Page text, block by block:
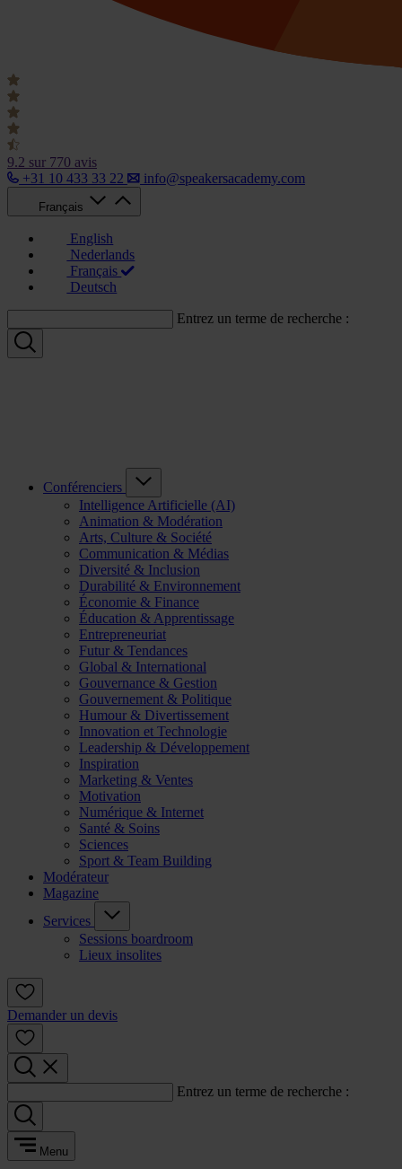
9.2 sur 770 avis
+31 10 433 33 22
info@speakersacademy.com
Français
English
Nederlands
Français
Deutsch
Entrez un terme de recherche :
Conférenciers
Intelligence Artificielle (AI)
Animation & Modération
Arts, Culture & Société
Communication & Médias
Diversité & Inclusion
Durabilité & Environnement
Économie & Finance
Éducation & Apprentissage
Entrepreneuriat
Futur & Tendances
Global & International
Gouvernance & Gestion
Gouvernement & Politique
Humour & Divertissement
Innovation et Technologie
Leadership & Développement
Inspiration
Marketing & Ventes
Motivation
Numérique & Internet
Santé & Soins
Sciences
Sport & Team Building
Modérateur
Magazine
Services
Sessions boardroom
Lieux insolites
Demander un devis
Entrez un terme de recherche :
Menu